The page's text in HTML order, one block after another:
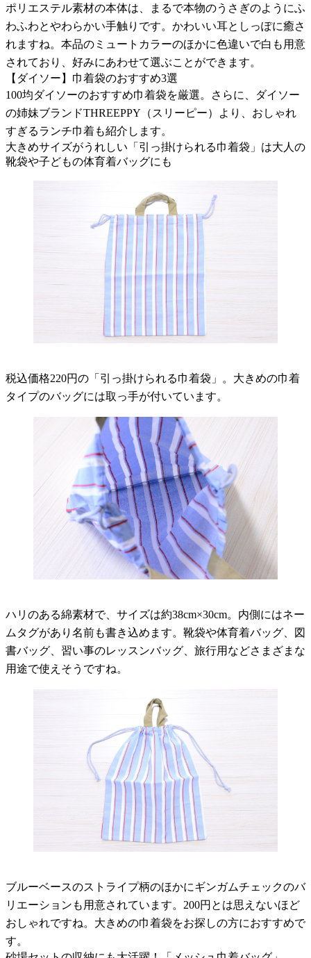
ポリエステル素材の本体は、まるで本物のうさぎのようにふ
わふわとやわらかい手触りです。かわいい耳としっぽに癒さ
れますね。本品のミュートカラーのほかに色違いで白も用意
されており、好みにあわせて選ぶことができます。
【ダイソー】巾着袋のおすすめ3選
100均ダイソーのおすすめ巾着袋を厳選。さらに、ダイソー
の姉妹ブランドTHREEPPY（スリーピー）より、おしゃれ
すぎるランチ巾着も紹介します。
大きめサイズがうれしい「引っ掛けられる巾着袋」は大人の
靴袋や子どもの体育着バッグにも
税込価格220円の「引っ掛けられる巾着袋」。大きめの巾着
タイプのバッグには取っ手が付いています。
ハリのある綿素材で、サイズは約38cm×30cm。内側にはネー
ムタグがあり名前も書き込めます。靴袋や体育着バッグ、図
書バッグ、習い事のレッスンバッグ、旅行用などさまざまな
用途で使えそうですね。
ブルーベースのストライプ柄のほかにギンガムチェックのバ
リエーションも用意されています。200円とは思えないほど
おしゃれですね。大きめの巾着袋をお探しの方におすすめで
す。